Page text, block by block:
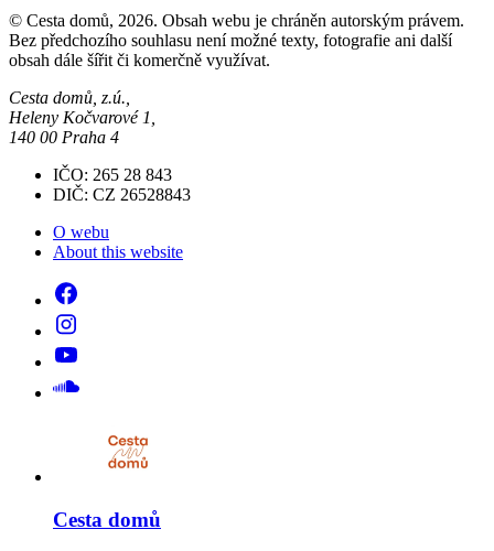
© Cesta domů, 2026. Obsah webu je chráněn autorským právem.
Bez předchozího souhlasu není možné texty, fotografie ani další
obsah dále šířit či komerčně využívat.
Cesta domů, z.ú.,
Heleny Kočvarové 1,
140 00 Praha 4
IČO: 265 28 843
DIČ: CZ 26528843
O webu
About this website
Cesta domů